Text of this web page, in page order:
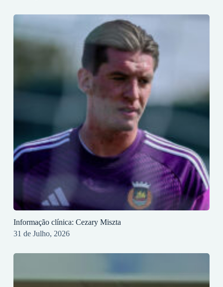
Informação clínica: Cezary Miszta
31 de Julho, 2026